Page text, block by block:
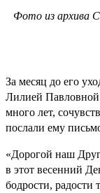
Фото из архива
За месяц до его
Лилией
много лет,
послали ему
«Дорогой наш
в этот весенний
бодрости, радости